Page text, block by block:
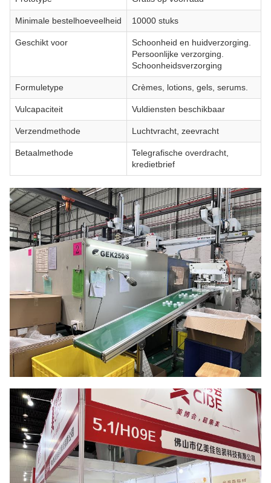
Minimale bestelhoeveelheid 10000 stuks
Geschikt voor
Schoonheid en huidverzorging.
Persoonlijke verzorging.
Schoonheidsverzorging
Formuletype Crèmes, lotions, gels, serums.
Vulcapaciteit Vuldiensten beschikbaar
Verzendmethode Luchtvracht, zeevracht
Betaalmethode
Telegrafische overdracht,
kredietbrief